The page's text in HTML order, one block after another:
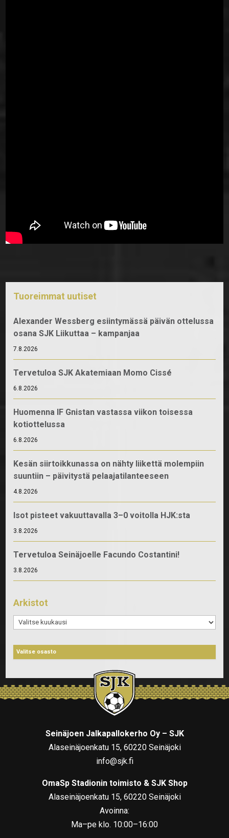
Tuoreimmat uutiset
Alexander Wessberg esiintymässä päivän ottelussa
osana SJK Liikuttaa – kampanjaa
7.8.2026
Tervetuloa SJK Akatemiaan Momo Cissé
6.8.2026
Huomenna IF Gnistan vastassa viikon toisessa
kotiottelussa
6.8.2026
Kesän siirtoikkunassa on nähty liikettä molempiin
suuntiin – päivitystä pelaajatilanteeseen
4.8.2026
Isot pisteet vakuuttavalla 3–0 voitolla HJK:sta
3.8.2026
Tervetuloa Seinäjoelle Facundo Costantini!
3.8.2026
Arkistot
Arkistot
Seinäjoen Jalkapallokerho Oy – SJK
Alaseinäjoenkatu 15, 60220 Seinäjoki
info@sjk.fi
OmaSp Stadionin toimisto & SJK Shop
Alaseinäjoenkatu 15, 60220 Seinäjoki
Avoinna:
Ma–pe klo. 10:00–16:00